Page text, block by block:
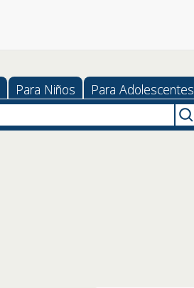
Para Niños Para Adolescentes